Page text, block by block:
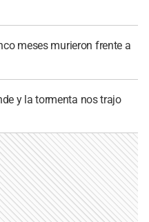
meses murieron frente a
y la tormenta nos trajo